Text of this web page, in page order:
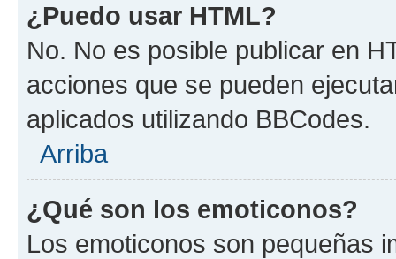
¿Puedo usar HTML?
No. No es posible publicar en
acciones que se pueden
aplicados utilizando BBCodes.
Arriba
¿Qué son los emoticonos?
Los emoticonos son pequeñas